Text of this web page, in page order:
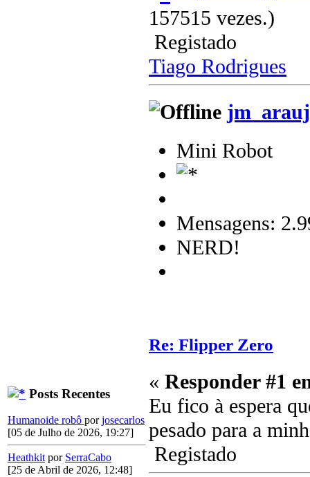
Posts Recentes
Humanoide robô porjosecarlos
[05 de Julho de 2026, 19:27]
Heathkit por SerraCabo
[25 de Abril de 2026, 12:48]
157515 vezes.)
Registado
Tiago Rodrigues
Mini Robot
Mensagens:
NERD!
Re: Flipper Zero
« Responder #1
Eu fico à espera
pesado para a
Registado